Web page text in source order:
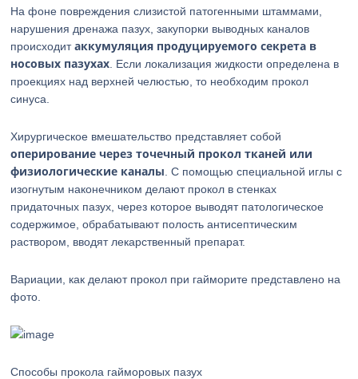
На фоне повреждения слизистой патогенными штаммами,
нарушения дренажа пазух, закупорки выводных каналов
происходитаккумуляция продуцируемого секрета в
носовых пазухах . Если локализация жидкости определена в
проекциях над верхней челюстью, то необходим прокол
синуса.
Хирургическое вмешательство представляет собой
оперирование через точечный прокол тканей или
физиологические каналы . С помощью специальной иглы с
изогнутым наконечником делают прокол в стенках
придаточных пазух, через которое выводят патологическое
содержимое, обрабатывают полость антисептическим
раствором, вводят лекарственный препарат.
Вариации, как делают прокол при гайморите представлено на
фото.
Способы прокола гайморовых пазух